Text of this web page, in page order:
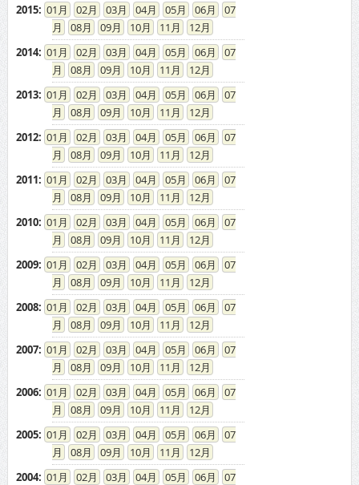
2015: 01 02 03 04 05 06
07
08
09 10 11
12
2014: 01 02 03 04 05 06
07
08
09 10 11
12
2013: 01 02 03 04 05 06
07
08
09 10 11
12
2012: 01 02 03 04 05 06
07
08
09 10 11
12
2011: 01 02 03 04 05 06
07
08
09 10 11
12
2010: 01 02 03 04 05 06
07
08
09 10 11
12
2009: 01 02 03 04 05 06
07
08
09 10 11
12
2008: 01 02 03 04 05 06
07
08
09 10 11
12
2007: 01 02 03 04 05 06
07
08
09 10 11
12
2006: 01 02 03 04 05 06
07
08
09 10 11
12
2005: 01 02 03 04 05 06
07
08
09 10 11
12
2004: 01 02 03 04 05 06
07